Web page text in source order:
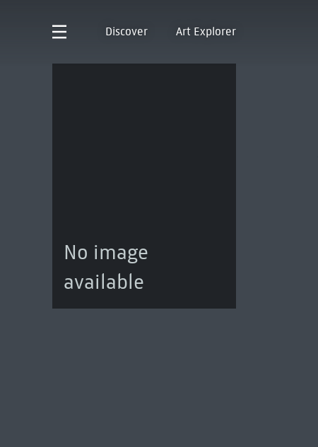
Discover Art Explorer
No image
available